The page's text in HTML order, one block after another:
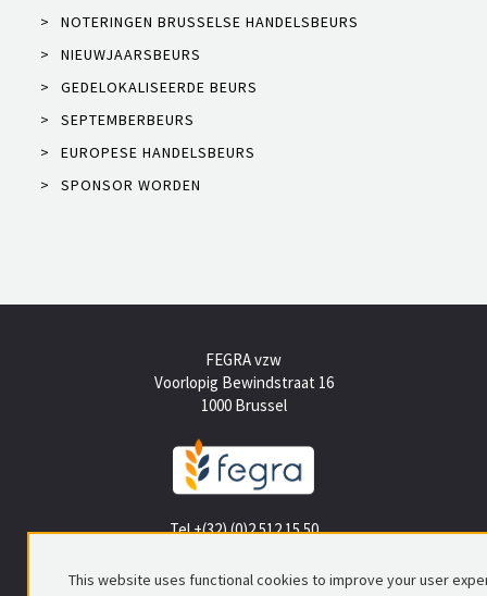
>
NOTERINGEN BRUSSELSE HANDELSBEURS
>
NIEUWJAARSBEURS
>
GEDELOKALISEERDE BEURS
>
SEPTEMBERBEURS
>
EUROPESE HANDELSBEURS
>
SPONSOR WORDEN
FEGRA vzw
Voorlopig Bewindstraat 16
1000 Brussel
Tel +(32) (0)2 512 15 50
This website uses functional cookies to improve your user